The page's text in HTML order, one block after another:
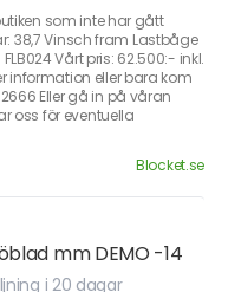
som inte har gått
38,7 Vinsch fram Lastbåge
Vårt pris: 62.500:- inkl.
information eller bara kom
Eller gå in på våran
oss för eventuella
Blocket.se
mm DEMO -14
i 20 dagar